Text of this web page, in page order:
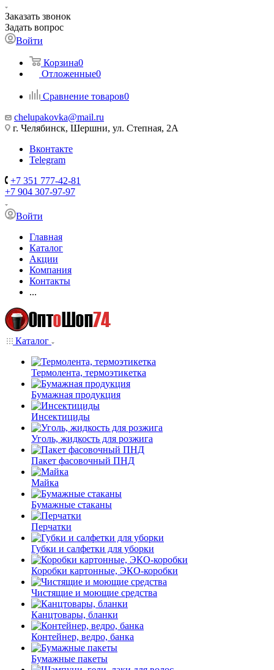
Заказать звонок
Задать вопрос
Войти
Корзина0
Отложенные0
Сравнение товаров0
chelupakovka@mail.ru
г. Челябинск, Шершни, ул. Степная, 2А
Вконтакте
Telegram
+7 351 777-42-81
+7 904 307-97-97
Войти
Главная
Каталог
Акции
Компания
Контакты
...
Каталог
Термолента, термоэтикетка
Бумажная продукция
Инсектициды
Уголь, жидкость для розжига
Пакет фасовочный ПНД
Майка
Бумажные стаканы
Перчатки
Губки и салфетки для уборки
Коробки картонные, ЭКО-коробки
Чистящие и моющие средства
Канцтовары, бланки
Контейнер, ведро, банка
Бумажные пакеты